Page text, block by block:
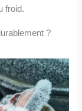
froid.
?